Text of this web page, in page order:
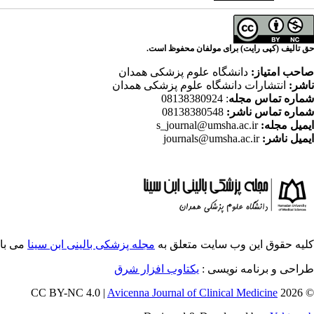
حق تالیف (کپی رایت) برای مولفان محفوظ است.
صاحب امتیاز: دانشگاه علوم پزشکی همدان
ناشر: انتشارات دانشگاه علوم پزشکی همدان
شماره تماس مجله: 08138380924
شماره تماس ناشر:
ایمیل مجله: s_journal@umsha.ac.ir
ایمیل ناشر: journals@umsha.ac.ir
کلیه حقوق این وب سایت متعلق به مجله پزشکی بالینی ابن سینا می
طراحی و برنامه نویسی : یکتاوب افزار شرق
© 2026 CC BY-NC 4.0 |
Avicenna Journal of Clinical Medicine